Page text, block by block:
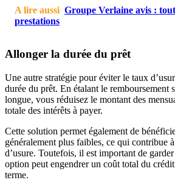
A lire aussi Groupe Verlaine avis :
prestations
Allonger la durée du prêt
Une autre stratégie pour éviter le taux
durée du prêt. En étalant le remboursement
longue, vous réduisez le montant des
totale des intérêts à payer.
Cette solution permet également de
généralement plus faibles, ce qui contribue
d’usure. Toutefois, il est important de
option peut engendrer un coût total du
terme.